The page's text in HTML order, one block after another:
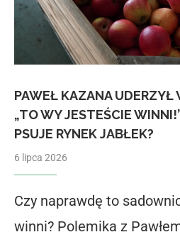
PAWEŁ KAZANA UDERZYŁ
„TO WY JESTEŚCIE
PSUJE RYNEK JABŁEK?
6 lipca 2026
Czy naprawdę to
winni? Polemika z